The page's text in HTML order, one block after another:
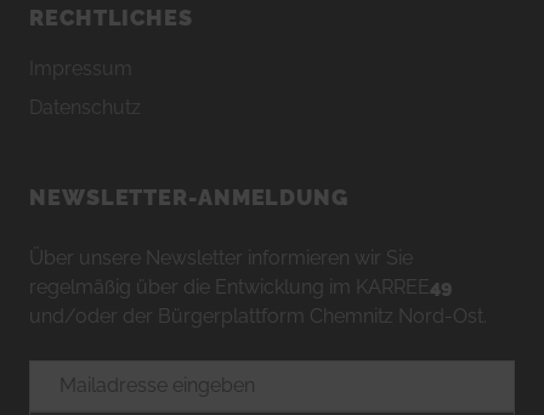
RECHTLICHES
Impressum
Datenschutz
NEWSLETTER-ANMELDUNG
Über unsere Newsletter informieren wir Sie
regelmäßig über die Entwicklung im KARREE49
und/oder der Bürgerplattform Chemnitz Nord-Ost.
E-Mailadresse